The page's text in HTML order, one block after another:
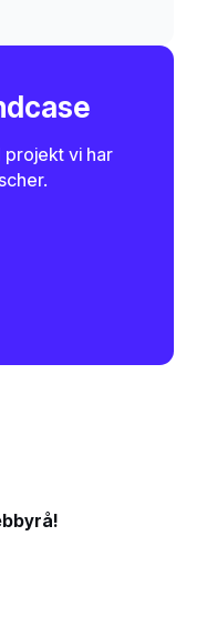
projekt vi har